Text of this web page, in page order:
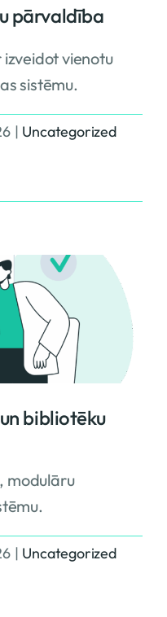
pārvaldība
vienotu
sistēmu.
| Uncategorized
bibliotēku
modulāru
| Uncategorized